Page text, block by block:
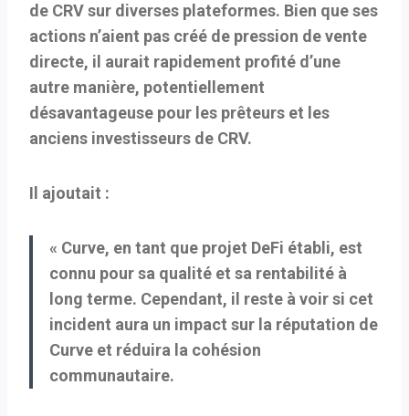
de CRV sur diverses plateformes. Bien que ses
actions n’aient pas créé de pression de vente
directe, il aurait rapidement profité d’une
autre manière, potentiellement
désavantageuse pour les prêteurs et les
anciens investisseurs de CRV.
Il ajoutait :
« Curve, en tant que projet DeFi établi, est
connu pour sa qualité et sa rentabilité à
long terme. Cependant, il reste à voir si cet
incident aura un impact sur la réputation de
Curve et réduira la cohésion
communautaire.